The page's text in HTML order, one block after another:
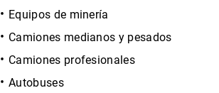
Equipos de minería
Camiones medianos y pesados
Camiones profesionales
Autobuses